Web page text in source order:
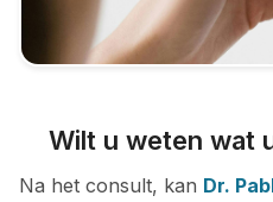
Wilt u weten wat
Na het consult, kan Dr.